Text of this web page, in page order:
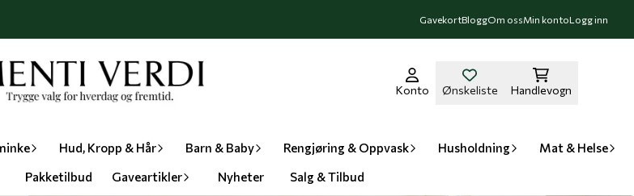
GavekortBloggOm ossMin kontoLogg inn
Konto Ønskeliste Handlevogn
Hud, Kropp & Hår Barn & Baby Rengjøring & Oppvask Husholdning
Mat & Helse
Pakketilbud Gaveartikler Nyheter Salg & Tilbud